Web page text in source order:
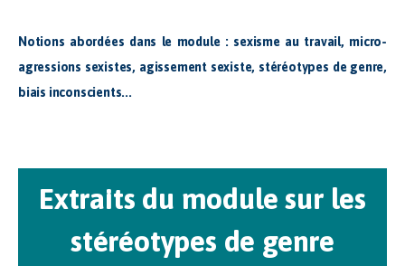
Notions abordées dans le module : sexisme au travail, micro-
agressions sexistes, agissement sexiste, stéréotypes de genre,
biais inconscients...
Extraits du module sur les
stéréotypes de genre